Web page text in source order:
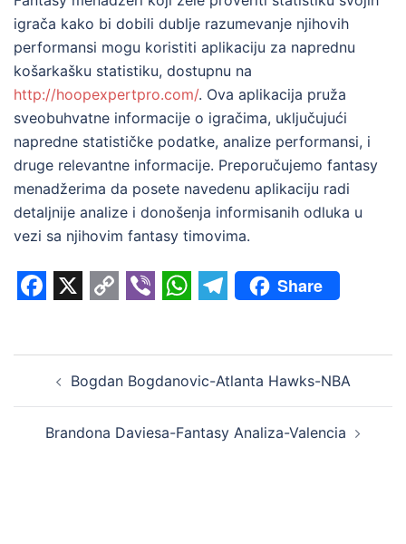
igrača kako bi dobili dublje razumevanje njihovih
performansi mogu koristiti aplikaciju za naprednu
košarkašku statistiku, dostupnu na
http://hoopexpertpro.com/. Ova aplikacija pruža
sveobuhvatne informacije o igračima, uključujući
napredne statističke podatke, analize performansi, i
druge relevantne informacije. Preporučujemo fantasy
menadžerima da posete navedenu aplikaciju radi
detaljnije analize i donošenja informisanih odluka u
vezi sa njihovim fantasy timovima.
Share
navigation
Bogdan Bogdanovic-Atlanta Hawks-NBA
Brandona Daviesa-Fantasy Analiza-Valencia